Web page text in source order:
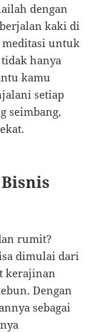
dengan
kaki di
meditasi untuk
hanya
kamu
setiap
seimbang,
rumit?
dimulai dari
kerajinan
Dengan
sebagai